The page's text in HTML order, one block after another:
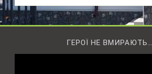
ГЕРОЇ НЕ ВМИРАЮТЬ…